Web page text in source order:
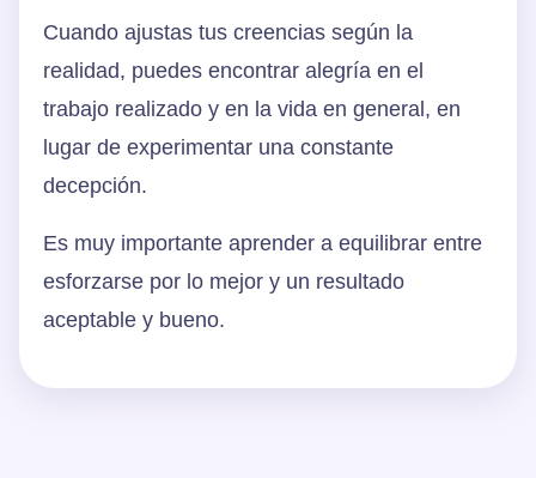
Cuando ajustas tus creencias según la
realidad, puedes encontrar alegría en el
trabajo realizado y en la vida en general, en
lugar de experimentar una constante
decepción.
Es muy importante aprender a equilibrar entre
esforzarse por lo mejor y un resultado
aceptable y bueno.